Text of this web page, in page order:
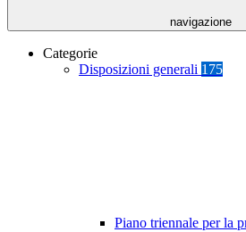
navigazione
Categorie
Disposizioni generali 175
Piano triennale per la